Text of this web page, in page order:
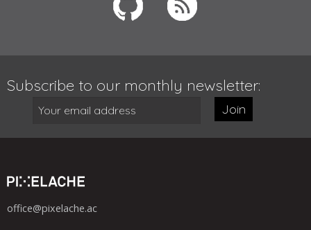
Subscribe to our monthly newsletter:
Join
office@pixelache.ac